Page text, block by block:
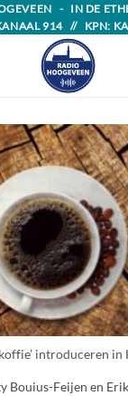
- IN DE
914 // KPN:
introduceren in
Bouius-Feijen en